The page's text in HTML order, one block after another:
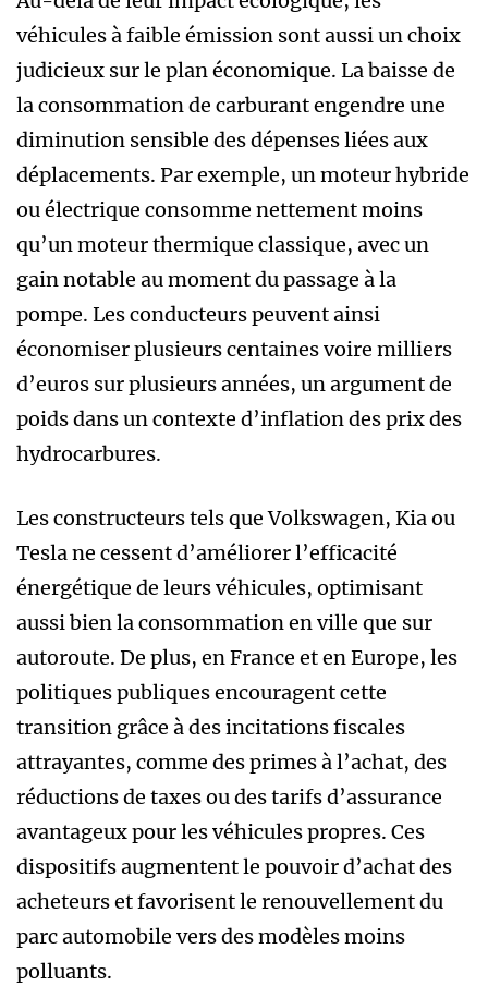
véhicules à faible émission sont aussi un choix
judicieux sur le plan économique. La baisse de
la consommation de carburant engendre une
diminution sensible des dépenses liées aux
déplacements. Par exemple, un moteur hybride
ou électrique consomme nettement moins
qu’un moteur thermique classique, avec un
gain notable au moment du passage à la
pompe. Les conducteurs peuvent ainsi
économiser plusieurs centaines voire milliers
d’euros sur plusieurs années, un argument de
poids dans un contexte d’inflation des prix des
hydrocarbures.
Les constructeurs tels que Volkswagen, Kia ou
Tesla ne cessent d’améliorer l’efficacité
énergétique de leurs véhicules, optimisant
aussi bien la consommation en ville que sur
autoroute. De plus, en France et en Europe, les
politiques publiques encouragent cette
transition grâce à des incitations fiscales
attrayantes, comme des primes à l’achat, des
réductions de taxes ou des tarifs d’assurance
avantageux pour les véhicules propres. Ces
dispositifs augmentent le pouvoir d’achat des
acheteurs et favorisent le renouvellement du
parc automobile vers des modèles moins
polluants.